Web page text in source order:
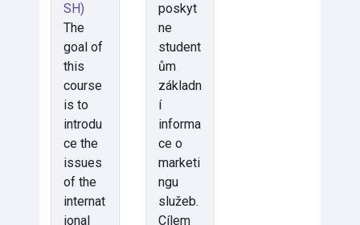
SH)
The
goal of
this
course
is to
introdu
ce the
issues
of the
internat
ional
poskyt
ne
student
ům
základn
í
informa
ce o
marketi
ngu
služeb.
Cílem